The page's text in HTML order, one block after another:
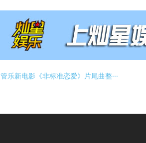
管乐新电影《非标准恋爱》片尾曲整···